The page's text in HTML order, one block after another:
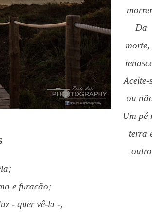
Da
morte,
Aceite-
ou
Um pé na
terra
outro
e furacão;
- quer vê-la -,